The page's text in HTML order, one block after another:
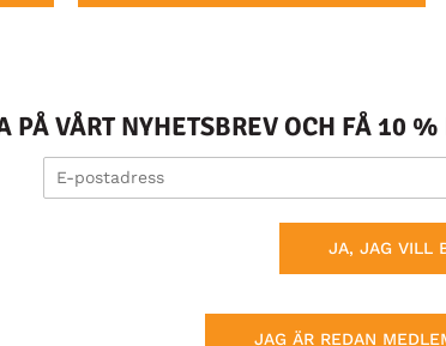
PÅ VÅRT NYHETSBREV OCH FÅ 10
JA, JAG VILL
JAG ÄR REDAN